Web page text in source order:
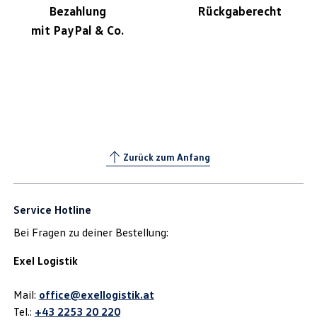
Bezahlung
mit PayPal & Co.
Rückgaberecht
Zurück zum Anfang
Service Hotline
Bei Fragen zu deiner Bestellung:
Exel Logistik
Mail: office@exellogistik.at
Tel.: +43 2253 20 220